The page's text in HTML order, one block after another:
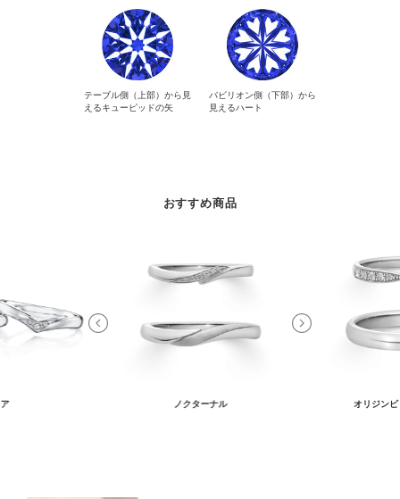
テーブル側（上部）から見
えるキューピッドの矢
パビリオン側（下部）から
見えるハート
おすすめ商品
ノクターナル オリジン